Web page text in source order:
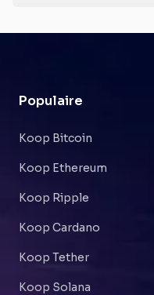
Populaire
Koop Bitcoin
Koop Ethereum
Koop Ripple
Koop Cardano
Koop Tether
Koop Solana